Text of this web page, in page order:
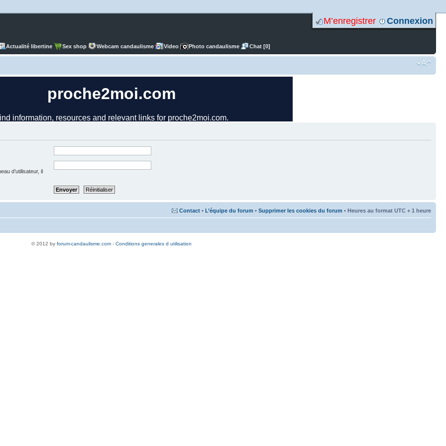
M’enregistrer Connexion
Actualité libertine Sex shop Webcam candaulisme Video Photo candaulisme Chat [0]
d’utilisateur, il
Contact • L’équipe du forum • Supprimer les cookies du forum • Heures au format UTC + 1 heure
© 2012 by forum-candaulisme.com - Conditions generales d utilisation